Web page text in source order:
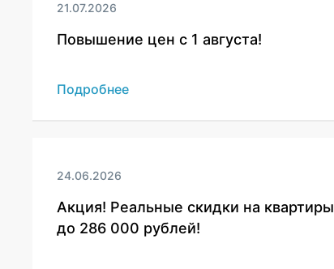
21.07.2026
Повышение цен с 1 августа!
Подробнее
24.06.2026
Акция! Реальные скидки на квартиры
до 286 000 рублей!